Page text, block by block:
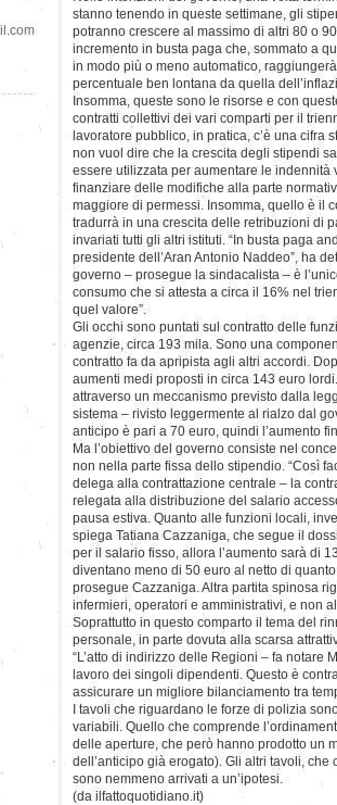
stanno tenendo in queste settimane, gli
potranno crescere al massimo di altri 80 o
incremento in busta paga che, sommato a
in modo più o meno automatico,
percentuale ben lontana da quella
Insomma, queste sono le risorse e con
contratti collettivi dei vari comparti per il
lavoratore pubblico, in pratica, c’è una
non vuol dire che la crescita degli stipendi
essere utilizzata per aumentare le
finanziare delle modifiche alla parte
maggiore di permessi. Insomma, quello è il
tradurrà in una crescita delle retribuzioni di
invariati tutti gli altri istituti. “In busta paga
presidente dell’Aran Antonio Naddeo”, ha
governo – prosegue la sindacalista – è
consumo che si attesta a circa il 16% nel
quel valore”.
Gli occhi sono puntati sul contratto delle
agenzie, circa 193 mila. Sono una
contratto fa da apripista agli altri accordi.
aumenti medi proposti in circa 143 euro
attraverso un meccanismo previsto dalla
sistema – rivisto leggermente al rialzo dal
anticipo è pari a 70 euro, quindi l’aumento
Ma l’obiettivo del governo consiste nel
non nella parte fissa dello stipendio. “Così
delega alla contrattazione centrale – la
relegata alla distribuzione del salario
pausa estiva. Quanto alle funzioni locali,
spiega Tatiana Cazzaniga, che segue il
per il salario fisso, allora l’aumento sarà di
diventano meno di 50 euro al netto di
prosegue Cazzaniga. Altra partita spinosa
infermieri, operatori e amministrativi, e non
Soprattutto in questo comparto il tema del
personale, in parte dovuta alla scarsa
“L’atto di indirizzo delle Regioni – fa notare
lavoro dei singoli dipendenti. Questo è
assicurare un migliore bilanciamento tra
I tavoli che riguardano le forze di polizia
variabili. Quello che comprende
delle aperture, che però hanno prodotto un
dell’anticipo già erogato). Gli altri tavoli,
sono nemmeno arrivati a un’ipotesi.
(da ilfattoquotidiano.it)